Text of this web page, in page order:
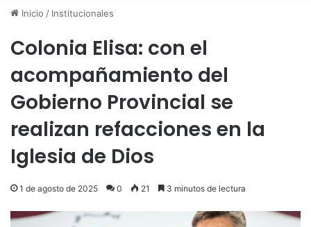
Inicio / Institucionales
Colonia Elisa: con el
acompañamiento del
Gobierno Provincial se
realizan refacciones en la
Iglesia de Dios
1 de agosto de 2025 0 21 3 minutos de lectura